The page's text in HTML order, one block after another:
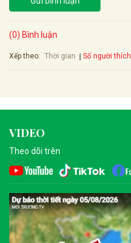
(0) Bình luận
Xếp theo: Thời gian Số người thích
VIDEO
Theo dõi trên